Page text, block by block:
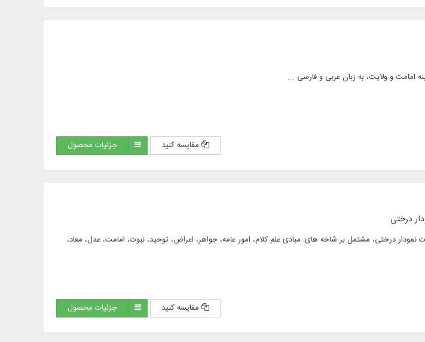
مقایسه کنید جزئیات محصول
درختی
درختی، مشتمل بر شاخه‌ های: مبادی علم کلام، امور عامه، جواهر، اعراض، توحید، نبوت، امامت، عدل، معاد،
مقایسه کنید جزئیات محصول